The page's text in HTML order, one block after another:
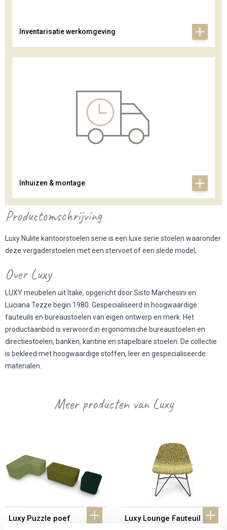
Inventarisatie werkomgeving
Inhuizen & montage
Productomschrijving
Luxy Nulite kantoorstoelen serie is een luxe serie stoelen waaronder
deze vergaderstoelen met een stervoet of een slede model,
Over Luxy
LUXY meubelen uit Italië, opgericht door Sisto Marchesini en
Luciana Tezze begin 1980. Gespecialiseerd in hoogwaardige
fauteuils en bureaustoelen van eigen ontwerp en merk. Het
productaanbod is verwoord in ergonomische bureaustoelen en
directiestoelen, banken, kantine en stapelbare stoelen. De collectie
is bekleed met hoogwaardige stoffen, leer en gespecialiseerde
materialen.
Meer producten van Luxy
Luxy Puzzle poef Luxy Lounge Fauteuil